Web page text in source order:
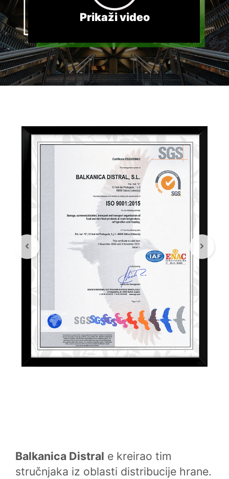
Prikaži video
Balkanica Distral e kreirao tim
stručnjaka iz oblasti distribucije hrane.